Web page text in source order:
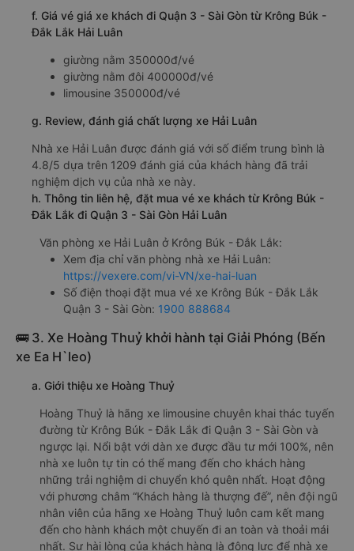
f. Giá vé giá xe khách đi Quận 3 - Sài Gòn từ Krông Búk -
Đắk Lắk Hải Luân
giường nằm 350000đ/vé
giường nằm đôi 400000đ/vé
limousine 350000đ/vé
g. Review, đánh giá chất lượng xe Hải Luân
Nhà xe Hải Luân được đánh giá với số điểm trung bình là
4.8/5 dựa trên 1209 đánh giá của khách hàng đã trải
nghiệm dịch vụ của nhà xe này.
h. Thông tin liên hệ, đặt mua vé xe khách từ Krông Búk -
Đắk Lắk đi Quận 3 - Sài Gòn Hải Luân
Văn phòng xe Hải Luân ở Krông Búk - Đắk Lắk:
Xem địa chỉ văn phòng nhà xe Hải Luân:
https://vexere.com/vi-VN/xe-hai-luan
Số điện thoại đặt mua vé xe Krông Búk - Đắk Lắk
Quận 3 - Sài Gòn: 1900 888684
🚌 3. Xe Hoàng Thuỷ khởi hành tại Giải Phóng (Bến
xe Ea H`leo)
a. Giới thiệu xe Hoàng Thuỷ
Hoàng Thuỷ là hãng xe limousine chuyên khai thác tuyến
đường từ Krông Búk - Đắk Lắk đi Quận 3 - Sài Gòn và
ngược lại. Nổi bật với dàn xe được đầu tư mới 100%, nên
nhà xe luôn tự tin có thể mang đến cho khách hàng
những trải nghiệm di chuyển khó quên nhất. Hoạt động
với phương châm “Khách hàng là thượng đế”, nên đội ngũ
nhân viên của hãng xe Hoàng Thuỷ luôn cam kết mang
đến cho hành khách một chuyến đi an toàn và thoải mái
nhất. Sự hài lòng của khách hàng là động lực để nhà xe